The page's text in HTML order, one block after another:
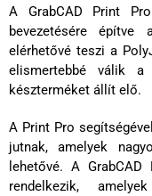
A GrabCAD Print
bevezetésére
elérhetővé teszi a
elismertebbé válik a
készterméket állít elő.
A Print Pro
jutnak, amelyek
lehetővé. A
rendelkezik,